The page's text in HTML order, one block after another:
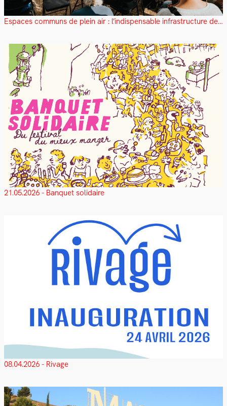
Espaces communs de plein air : l’indispensable infrastructure des métropoles
21.05.2026 - Banquet solidaire
08.04.2026 - Rivage